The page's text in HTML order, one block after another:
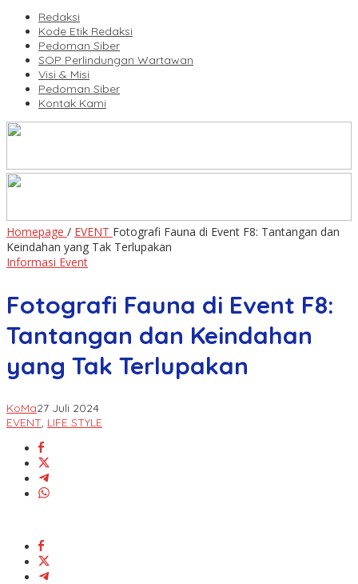
Redaksi
Kode Etik Redaksi
Pedoman Siber
SOP Perlindungan Wartawan
Visi & Misi
Pedoman Siber
Kontak Kami
Homepage / EVENT Fotografi Fauna di Event F8: Tantangan dan
Keindahan yang Tak Terlupakan
Informasi Event
Fotografi Fauna di Event F8:
Tantangan dan Keindahan
yang Tak Terlupakan
KoMa27 Juli 2024
EVENT, LIFE STYLE